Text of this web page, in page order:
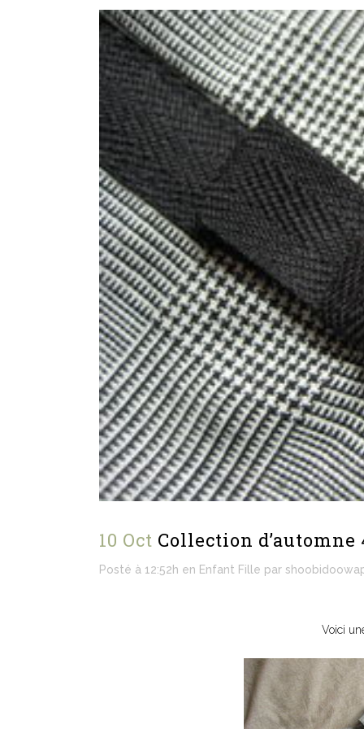
10 Oct Collection d’automne
Posté à 12:52h en Enfant Fille par
Voici